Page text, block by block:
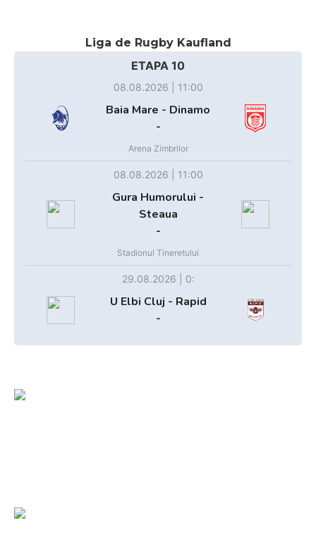
Liga de Rugby Kaufland
ETAPA 10
08.08.2026 | 11:00
Baia Mare - Dinamo
-
Arena Zimbrilor
08.08.2026 | 11:00
Gura Humorului -
Steaua
-
Stadionul Tineretului
29.08.2026 | 0:
U Elbi Cluj - Rapid
-